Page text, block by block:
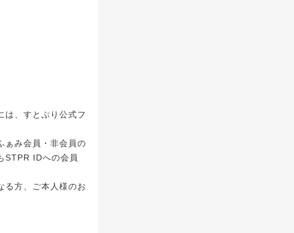
は、すとぷり公式フ
ぁみ会員・非会員の
STPR IDへの会員
る方、ご本人様のお